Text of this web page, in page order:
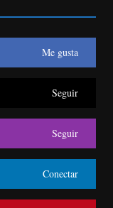
Me gusta
Seguir
Seguir
Conectar